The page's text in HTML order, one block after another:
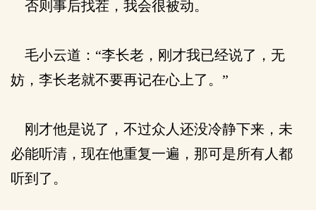
否则事后找茬，我会很被动。
毛小云道：“李长老，刚才我已经说了，无
妨，李长老就不要再记在心上了。”
刚才他是说了，不过众人还没冷静下来，未
必能听清，现在他重复一遍，那可是所有人都
听到了。